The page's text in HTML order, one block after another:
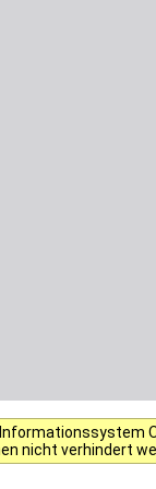
nicht verhindert